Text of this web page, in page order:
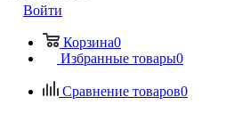
Войти
Корзина0
Избранные товары0
Сравнение товаров0